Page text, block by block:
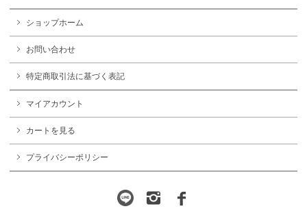
ショップホーム
お問い合わせ
特定商取引法に基づく表記
マイアカウント
カートを見る
プライバシーポリシー